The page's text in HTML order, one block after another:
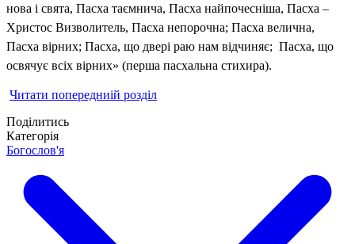
нова і свята, Пасха таємнича, Пасха найпочесніша, Пасха –
Христос Визволитель, Пасха непорочна; Пасха велична,
Пасха вірних; Пасха, що двері раю нам відчиняє; Пасха, що
освячує всіх вірних» (перша пасхальна стихира).
Читати попередниій розділ
Поділитись
Категорія
Богослов'я